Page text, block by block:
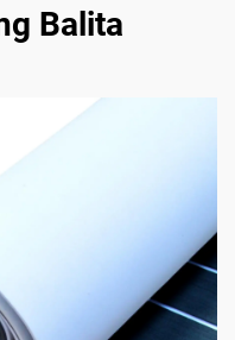
Balita